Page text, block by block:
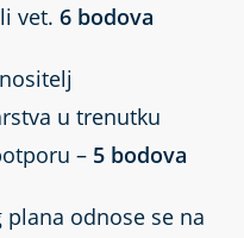
vet.6 bodova
u trenutku
– 5 bodova
odnose se na